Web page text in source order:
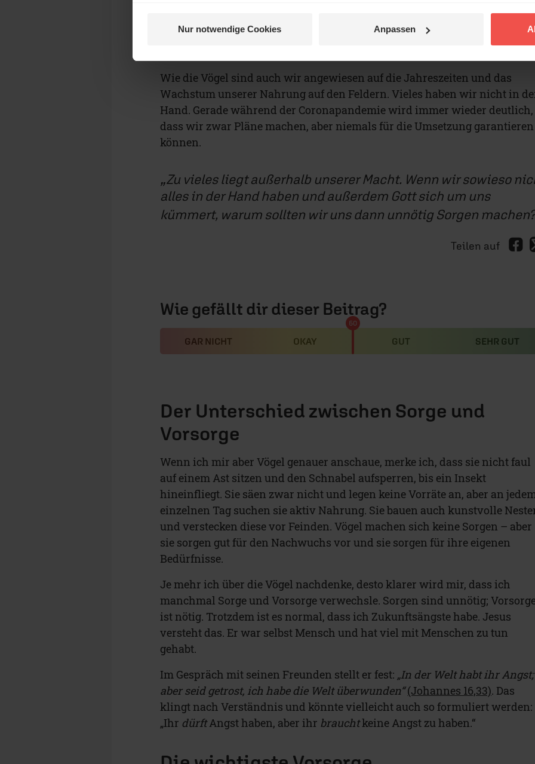
Nur notwendige Cookies Anpassen
wird für das Seine sorgen. Es ist genug, dass jeder Tag seine eigene Plage
Wie die Vögel sind auch wir angewiesen auf die Jahreszeiten und das
Wachstum unserer Nahrung auf den Feldern. Vieles haben wir nicht in
Hand. Gerade während der Coronapandemie wird immer wieder deutlich,
dass wir zwar Pläne machen, aber niemals für die Umsetzung garantieren
können.
Zu vieles liegt außerhalb unserer Macht. Wenn wir sowieso
alles in der Hand haben und außerdem Gott sich um uns
kümmert, warum sollten wir uns dann unnötig Sorgen
Teilen auf
Wie gefällt dir dieser Beitrag?
GAR NICHT OKAY GUT SEHR GUT
50
Der Unterschied zwischen Sorge und
Vorsorge
Wenn ich mir aber Vögel genauer anschaue, merke ich, dass sie nicht faul
auf einem Ast sitzen und den Schnabel aufsperren, bis ein Insekt
hineinfliegt. Sie säen zwar nicht und legen keine Vorräte an, aber an
einzelnen Tag suchen sie aktiv Nahrung. Sie bauen auch kunstvolle
und verstecken diese vor Feinden. Vögel machen sich keine Sorgen – aber
sie sorgen gut für den Nachwuchs vor und sie sorgen für ihre eigenen
Bedürfnisse.
Je mehr ich über die Vögel nachdenke, desto klarer wird mir, dass ich
manchmal Sorge und Vorsorge verwechsle. Sorgen sind unnötig;
ist nötig. Trotzdem ist es normal, dass ich Zukunftsängste habe. Jesus
versteht das. Er war selbst Mensch und hat viel mit Menschen zu tun
gehabt.
Im Gespräch mit seinen Freunden stellt er fest: „In der Welt habt ihr Angst;
aber seid getrost, ich habe die Welt überwunden“(Johannes 16,33). Das
klingt nach Verständnis und könnte vielleicht auch so formuliert werden:
„Ihr dürftAngst haben, aber ihr brauchtkeine Angst zu haben.“